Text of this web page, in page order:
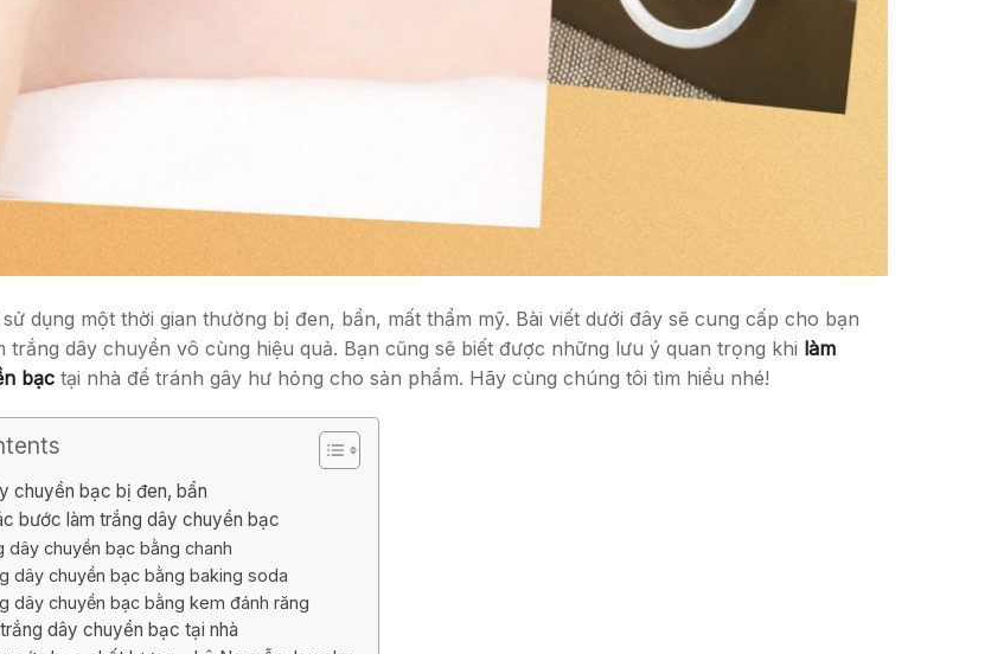
dụng một thời gian thường bị đen, bẩn, mất thẩm mỹ. Bài viết dưới đây sẽ cung cấp cho bạn
trắng dây chuyền vô cùng hiệu quả. Bạn cũng sẽ biết được những lưu ý quan trọng khi làm
bạc tại nhà để tránh gây hư hỏng cho sản phẩm. Hãy cùng chúng tôi tìm hiểu nhé!
chuyền bạc bị đen, bẩn
bước làm trắng dây chuyền bạc
dây chuyền bạc bằng chanh
dây chuyền bạc bằng baking soda
dây chuyền bạc bằng kem đánh răng
dây chuyền bạc tại nhà